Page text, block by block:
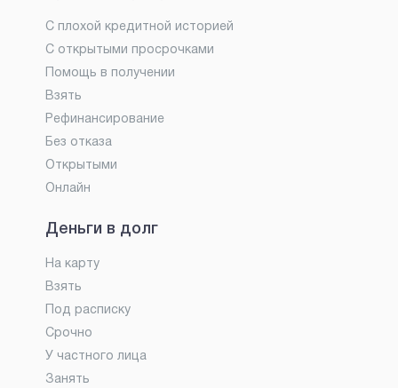
С плохой кредитной историей
С открытыми просрочками
Помощь в получении
Взять
Рефинансирование
Без отказа
Открытыми
Онлайн
Деньги в долг
На карту
Взять
Под расписку
Срочно
У частного лица
Занять